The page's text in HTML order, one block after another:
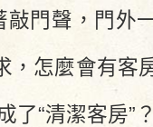
門聲，門外
，怎麼會有客
了“清潔客房”